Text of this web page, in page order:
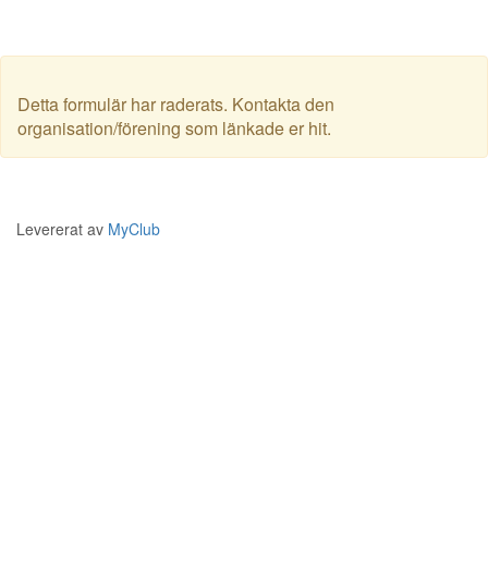
Detta formulär har raderats. Kontakta den
organisation/förening som länkade er hit.
Levererat av MyClub